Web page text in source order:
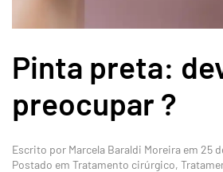
Pinta preta:
preocupar ?
Escrito por Marcela Baraldi Moreira em 25
Postado em Tratamento cirúrgico,